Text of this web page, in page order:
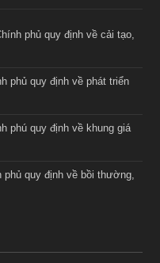
phủ quy định về cải tạo,
phủ quy định về phát triển
phú quy định về khung giá
phủ quy định về bồi thường,